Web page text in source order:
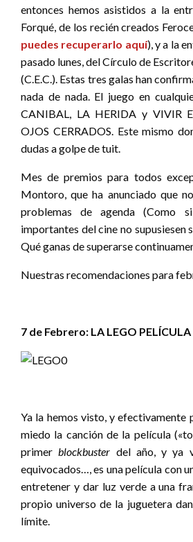
entonces hemos asistidos a la
Forqué, de los recién creados
puedes recuperarlo aquí), y a la
pasado lunes, del Círculo de
(C.E.C.). Estas tres galas han
nada de nada. El juego en
CANIBAL, LA HERIDA y VIVIR
OJOS CERRADOS. Este mismo
dudas a golpe de tuit.
Mes de premios para todos
Montoro, que ha anunciado que
problemas de agenda (Como
importantes del cine no supusiesen
Qué ganas de superarse
Nuestras recomendaciones para
7 de Febrero: LA LEGO PELÍCULA
Ya la hemos visto, y efectivamente
miedo la canción de la película
primerblockbuster del año, y ya
equivocados…, es una película con
entretener y dar luz verde a una
propio universo de la juguetera
límite.